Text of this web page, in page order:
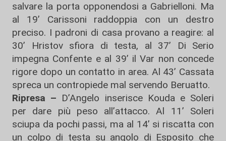
salvare la porta opponendosi a Gabrielloni. Ma
al 19’ Carissoni raddoppia con un destro
preciso. I padroni di casa provano a reagire: al
30’ Hristov sfiora di testa, al 37’ Di Serio
impegna Confente e al 39’ il Var non concede
rigore dopo un contatto in area. Al 43’ Cassata
spreca un contropiede mal servendo Beruatto.
Ripresa – D’Angelo inserisce Kouda e Soleri
per dare più peso all’attacco. Al 11’ Soleri
sciupa da pochi passi, ma al 14’ si riscatta con
un colpo di testa su angolo di Esposito che